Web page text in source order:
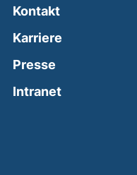
Kontakt
Karriere
Presse
Intranet(external